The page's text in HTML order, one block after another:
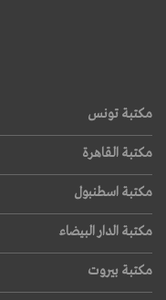
مكتبة تونس
مكتبة القاهرة
مكتبة اسطنبول
مكتبة الدار البيضاء
مكتبة بيروت